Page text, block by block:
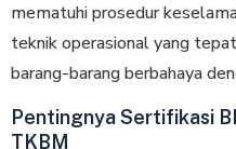
mematuhi prosedur
teknik operasional yang
barang-barang berbahaya
Pentingnya Sertifikasi
TKBM